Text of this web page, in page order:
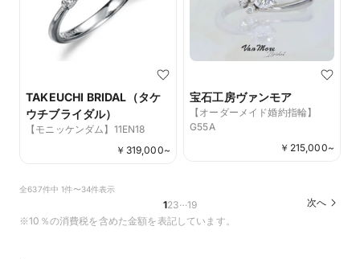
TAKEUCHI BRIDAL（タケ
ウチブライダル）
【モニッケンダム】11EN18
￥ 319,000~
宝石工房ヴァンモア
【オーダーメイド婚約指輪】
G55A
￥ 215,000~
全637件中 1件〜34件表示
123…19
次へ
※10％の消費税を含めた金額を表記しています。